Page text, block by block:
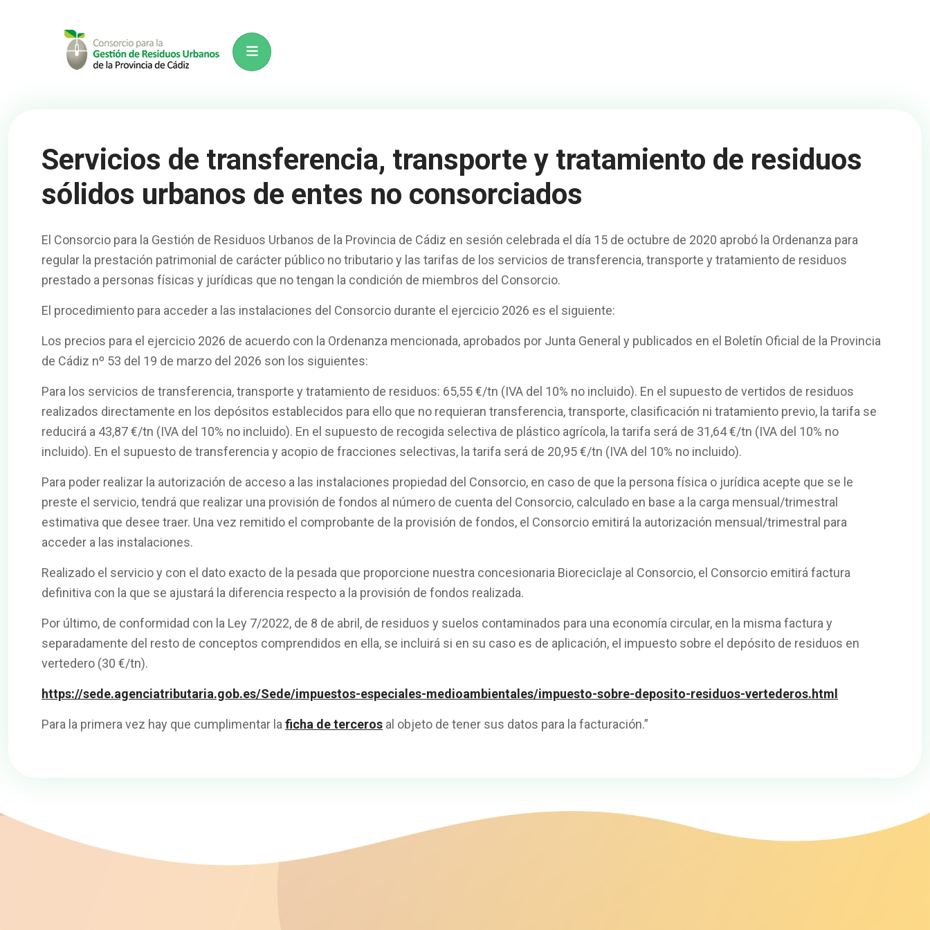
Servicios de transferencia, transporte y tratamiento de residuos
sólidos urbanos de entes no consorciados
El Consorcio para la Gestión de Residuos Urbanos de la Provincia de Cádiz en sesión celebrada el día 15 de octubre de 2020 aprobó la Ordenanza para
regular la prestación patrimonial de carácter público no tributario y las tarifas de los servicios de transferencia, transporte y tratamiento de residuos
prestado a personas físicas y jurídicas que no tengan la condición de miembros del Consorcio.
El procedimiento para acceder a las instalaciones del Consorcio durante el ejercicio 2026 es el siguiente:
Los precios para el ejercicio 2026 de acuerdo con la Ordenanza mencionada, aprobados por Junta General y publicados en el Boletín Oficial de la Provincia
de Cádiz nº 53 del 19 de marzo del 2026 son los siguientes:
Para los servicios de transferencia, transporte y tratamiento de residuos: 65,55 €/tn (IVA del 10% no incluido). En el supuesto de vertidos de residuos
realizados directamente en los depósitos establecidos para ello que no requieran transferencia, transporte, clasificación ni tratamiento previo, la tarifa se
reducirá a 43,87 €/tn (IVA del 10% no incluido). En el supuesto de recogida selectiva de plástico agrícola, la tarifa será de 31,64 €/tn (IVA del 10% no
incluido). En el supuesto de transferencia y acopio de fracciones selectivas, la tarifa será de 20,95 €/tn (IVA del 10% no incluido).
Para poder realizar la autorización de acceso a las instalaciones propiedad del Consorcio, en caso de que la persona física o jurídica acepte que se le
preste el servicio, tendrá que realizar una provisión de fondos al número de cuenta del Consorcio, calculado en base a la carga mensual/trimestral
estimativa que desee traer. Una vez remitido el comprobante de la provisión de fondos, el Consorcio emitirá la autorización mensual/trimestral para
acceder a las instalaciones.
Realizado el servicio y con el dato exacto de la pesada que proporcione nuestra concesionaria Bioreciclaje al Consorcio, el Consorcio emitirá factura
definitiva con la que se ajustará la diferencia respecto a la provisión de fondos realizada.
Por último, de conformidad con la Ley 7/2022, de 8 de abril, de residuos y suelos contaminados para una economía circular, en la misma factura y
separadamente del resto de conceptos comprendidos en ella, se incluirá si en su caso es de aplicación, el impuesto sobre el depósito de residuos en
vertedero (30 €/tn).
https://sede.agenciatributaria.gob.es/Sede/impuestos-especiales-medioambientales/impuesto-sobre-deposito-residuos-vertederos.html
Para la primera vez hay que cumplimentar laficha de terceros al objeto de tener sus datos para la facturación.”